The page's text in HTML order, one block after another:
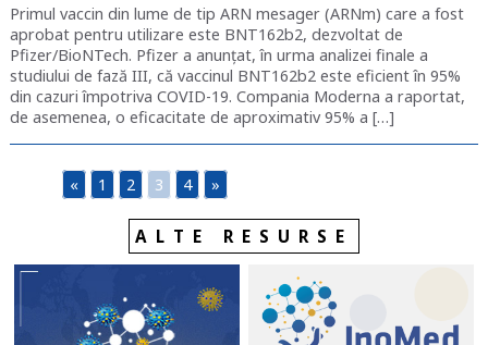
Primul vaccin din lume de tip ARN mesager (ARNm) care a fost
aprobat pentru utilizare este BNT162b2, dezvoltat de
Pfizer/BioNTech. Pfizer a anunțat, în urma analizei finale a
studiului de fază III, că vaccinul BNT162b2 este eficient în 95%
din cazuri împotriva COVID-19. Compania Moderna a raportat,
de asemenea, o eficacitate de aproximativ 95% a […]
« 1 2 3 4 »
ALTE RESURSE